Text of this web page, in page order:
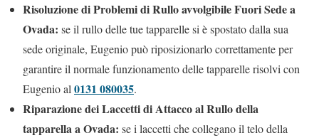
Risoluzione di Problemi di Rullo avvolgibile Fuori Sede a
Ovada: se il rullo delle tue tapparelle si è spostato dalla sua
sede originale, Eugenio può riposizionarlo correttamente per
garantire il normale funzionamento delle tapparelle risolvi con
Eugenio al0131 080035.
Riparazione dei Laccetti di Attacco al Rullo della
tapparella a Ovada: se i laccetti che collegano il telo della